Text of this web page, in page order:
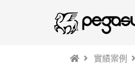
實績案例